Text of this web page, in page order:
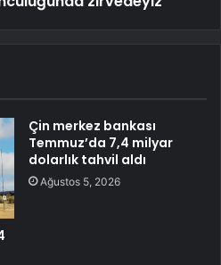
Çin merkez bankası
Temmuz’da 7,4 milyar
dolarlık tahvil aldı
Ağustos 5, 2026